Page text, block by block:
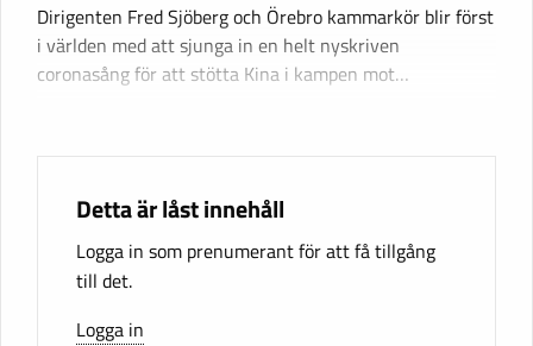
Dirigenten Fred Sjöberg och Örebro kammarkör blir först
i världen med att sjunga in en helt nyskriven
coronasång för att stötta Kina i kampen mot…
Detta är låst innehåll
Logga in som prenumerant för att få tillgång
till det.
Logga in